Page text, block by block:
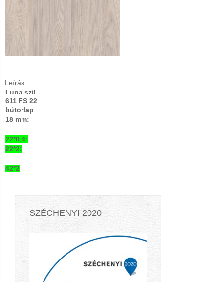
Leírás
Luna szil
611 FS 22
bútorlap
18 mm:
22*0,4:
22*2:
42*2
SZÉCHENYI 2020